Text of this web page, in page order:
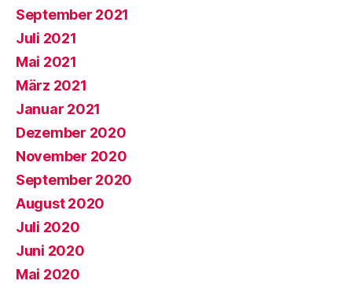
September 2021
Juli 2021
Mai 2021
März 2021
Januar 2021
Dezember 2020
November 2020
September 2020
August 2020
Juli 2020
Juni 2020
Mai 2020